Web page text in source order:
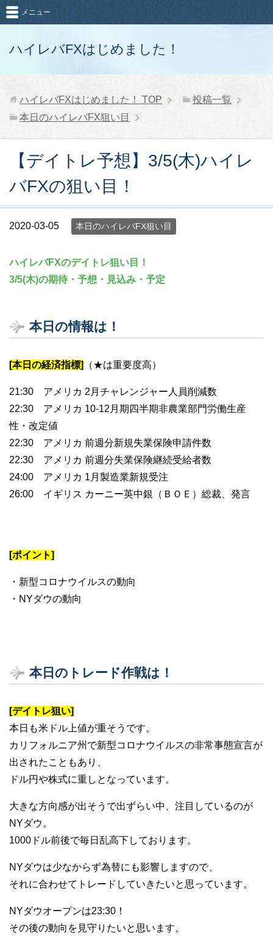
ハイレバFXはじめました！
メニュー
ハイレバFXはじめました！ TOP
投稿一覧
本日のハイレバFX狙い目
【デイトレ予想】3/5(木)ハイレ
バFXの狙い目！
2020-03-05 本日のハイレバFX狙い目
ハイレバFXのデイトレ狙い目！
3/5(木)の期待・予想・見込み・予定
本日の情報は！
[本日の経済指標] （★は重要度高）
21:30 アメリカ 2月チャレンジャー人員削減数
22:30 アメリカ 10-12月期四半期非農業部門労働生産
性・改定値
22:30 アメリカ 前週分新規失業保険申請件数
22:30 アメリカ 前週分失業保険継続受給者数
24:00 アメリカ 1月製造業新規受注
26:00 イギリス カーニー英中銀（ＢＯＥ）総裁、発言
[ポイント]
・新型コロナウイルスの動向
・NYダウの動向
本日のトレード作戦は！
[デイトレ狙い]
本日も米ドル上値が重そうです。
カリフォルニア州で新型コロナウイルスの非常事態宣言が
出されたこともあり、
ドル円や株式に重しとなっています。
大きな方向感が出そうで出ずらい中、注目しているのが
NYダウ。
1000ドル前後で毎日乱高下しております。
NYダウは少なからず為替にも影響しますので、
それに合わせてトレードしていきたいと思っています。
NYダウオープンは23:30！
その後の動向を見守りたいと思います。